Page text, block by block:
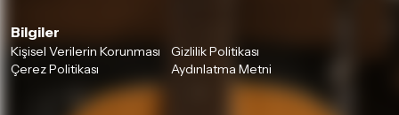
Bilgiler
Kişisel Verilerin Korunması
Gizlilik Politikası
Çerez Politikası
Aydınlatma Metni